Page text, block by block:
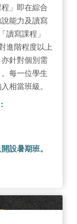
」即在綜合
能力及讀寫
讀寫課程」
進階程度以上
針對個別需
每一位學生
相當班級。
設暑期班。